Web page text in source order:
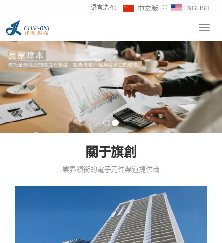
语言选择： ∷
關于旗創
業界領銜的電子元件渠道提供商